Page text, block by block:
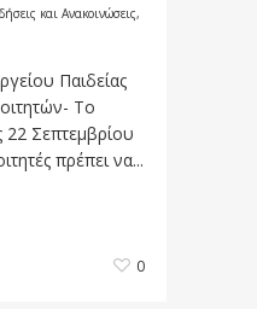
και Ανακοινώσεις,
Παιδείας
Το
22 Σεπτεμβρίου
πρέπει να...
0